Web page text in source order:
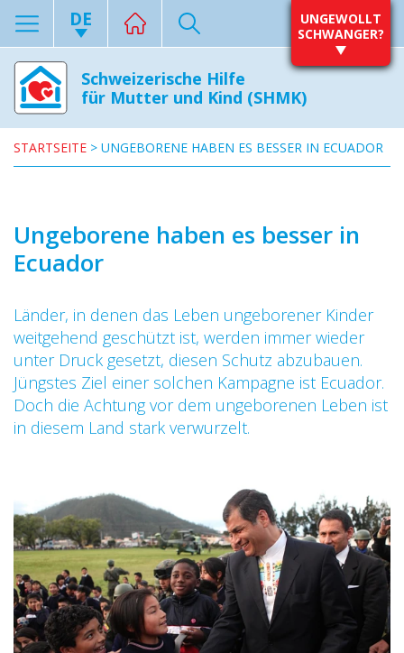
DE
UNGEWOLLT
SCHWANGER?
Schweizerische Hilfe
für Mutter und Kind (SHMK)
STARTSEITE > UNGEBORENE HABEN ES BESSER IN ECUADOR
Ungeborene haben es besser in
Ecuador
Länder, in denen das Leben ungeborener Kinder
weitgehend geschützt ist, werden immer wieder
unter Druck gesetzt, diesen Schutz abzubauen.
Jüngstes Ziel einer solchen Kampagne ist Ecuador.
Doch die Achtung vor dem ungeborenen Leben ist
in diesem Land stark verwurzelt.